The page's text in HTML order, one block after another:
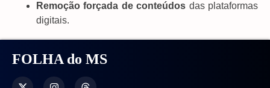
Remoção forçada de conteúdos das plataformas
digitais.
FOLHA do MS